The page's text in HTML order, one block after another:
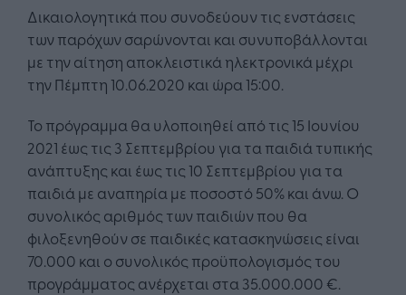
Δικαιολογητικά που συνοδεύουν τις ενστάσεις
των παρόχων σαρώνονται και συνυποβάλλονται
με την αίτηση αποκλειστικά ηλεκτρονικά μέχρι
την Πέμπτη 10.06.2020 και ώρα 15:00.
Το πρόγραμμα θα υλοποιηθεί από τις 15 Ιουνίου
2021 έως τις 3 Σεπτεμβρίου για τα παιδιά τυπικής
ανάπτυξης και έως τις 10 Σεπτεμβρίου για τα
παιδιά με αναπηρία με ποσοστό 50% και άνω. Ο
συνολικός αριθμός των παιδιών που θα
φιλοξενηθούν σε παιδικές κατασκηνώσεις είναι
70.000 και ο συνολικός προϋπολογισμός του
προγράμματος ανέρχεται στα 35.000.000 €.